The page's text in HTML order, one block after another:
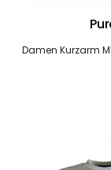
Damen Kurzarm